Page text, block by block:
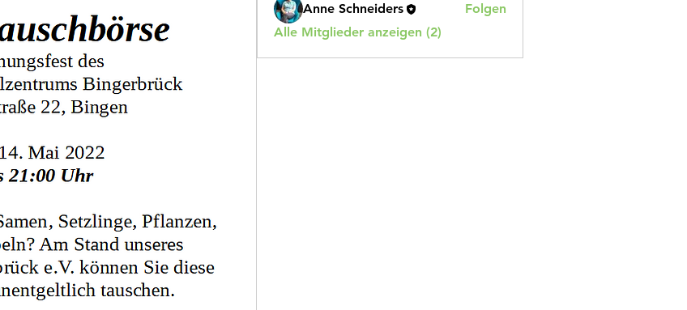
Anne Schneiders
Folgen
Alle Mitglieder anzeigen (2)